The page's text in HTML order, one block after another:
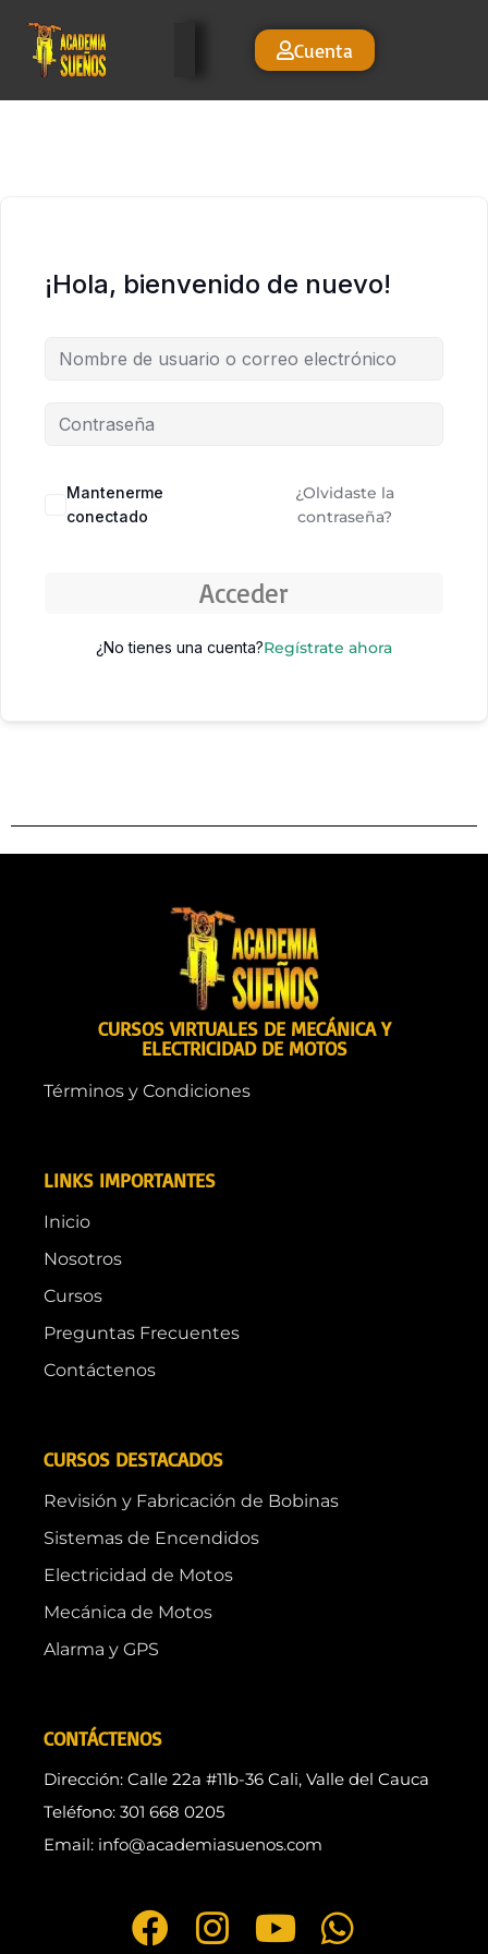
Cuenta
¡Hola, bienvenido de nuevo!
Mantenerme
conectado
¿Olvidaste la
contraseña?
Acceder
¿No tienes una cuenta?Regístrate ahora
CURSOS VIRTUALES DE MECÁNICA Y
ELECTRICIDAD DE MOTOS
Términos y Condiciones
LINKS IMPORTANTES
Inicio
Nosotros
Cursos
Preguntas Frecuentes
Contáctenos
CURSOS DESTACADOS
Revisión y Fabricación de Bobinas
Sistemas de Encendidos
Electricidad de Motos
Mecánica de Motos
Alarma y GPS
CONTÁCTENOS
Dirección: Calle 22a #11b-36 Cali, Valle del Cauca
Teléfono: 301 668 0205
Email: info@academiasuenos.com